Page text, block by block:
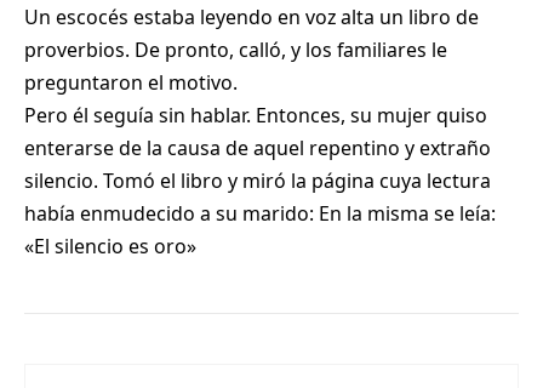
Un escocés estaba leyendo en voz alta un libro de
proverbios. De pronto, calló, y los familiares le
preguntaron el motivo.
Pero él seguía sin hablar. Entonces, su mujer quiso
enterarse de la causa de aquel repentino y extraño
silencio. Tomó el libro y miró la página cuya lectura
había enmudecido a su marido: En la misma se leía:
«El silencio es oro»